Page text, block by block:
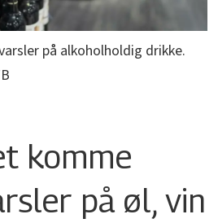
på alkoholholdig drikke.
komme
på øl, vin